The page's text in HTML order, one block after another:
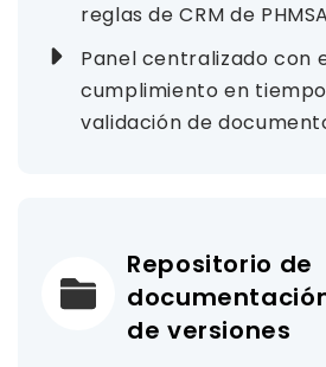
reglas de CRM de
Panel centralizado con
cumplimiento en
validación de
Repositorio de
de versiones